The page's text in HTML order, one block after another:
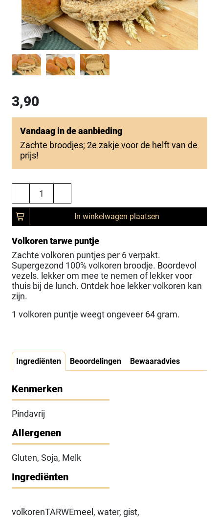
3,90
Vandaag in de aanbieding
Zachte broodjes; 2e zakje voor de helft van de
prijs!
In winkelwagen plaatsen
Volkoren tarwe puntje
Zachte volkoren puntjes per 6 verpakt.
Supergezond 100% volkoren broodje. Boordevol
vezels. lekker om mee te nemen of lekker voor
thuis bij de lunch. Ontdek hoe lekker volkoren kan
zijn.
1 volkoren puntje weegt ongeveer 64 gram.
Ingrediënten Beoordelingen Bewaaradvies
Kenmerken
Pindavrij
Allergenen
Gluten, Soja, Melk
Ingrediënten
volkorenTARWEmeel, water, gist,